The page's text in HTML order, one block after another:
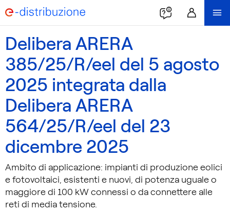
Delibera ARERA
385/25/R/eel del 5 agosto
2025 integrata dalla
Delibera ARERA
564/25/R/eel del 23
dicembre 2025
Ambito di applicazione: impianti di produzione eolici
e fotovoltaici, esistenti e nuovi, di potenza uguale o
maggiore di 100 kW connessi o da connettere alle
reti di media tensione.